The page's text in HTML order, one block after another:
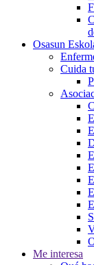
Osasun
Cuida
Me interesa